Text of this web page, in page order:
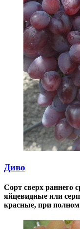
Диво
Сорт сверх раннего
яйцевидные или
красные, при